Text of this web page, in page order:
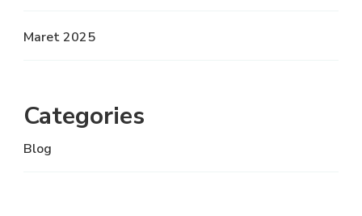
Maret 2025
Categories
Blog